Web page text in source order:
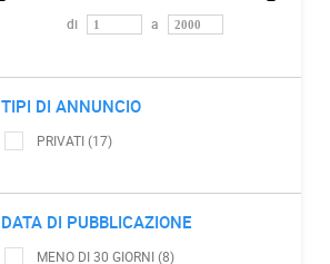
di a
TIPI DI ANNUNCIO
PRIVATI (17)
DATA DI PUBBLICAZIONE
MENO DI 30 GIORNI (8)